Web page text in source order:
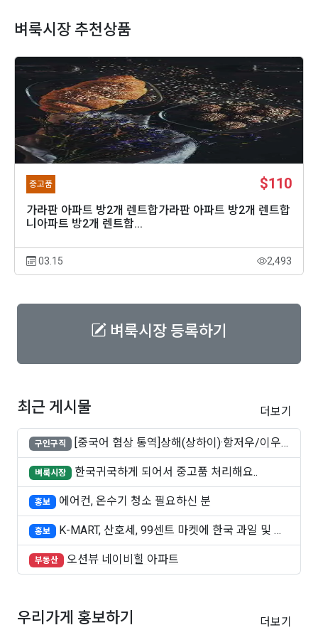
벼룩시장 추천상품
중고품 $110
가라판 아파트 방2개 렌트합가라판 아파트 방2개 렌트합
니아파트 방2개 렌트합...
03.15 2,493
벼룩시장 등록하기
최근 게시물 더보기
구인구직
[중국어 협상 통역]상해(상하이)·항저우/이우·
쑤..
벼룩시장 한국귀국하게 되어서 중고품 처리해요..
홍보 에어컨, 온수기 청소 필요하신 분
홍보
K-MART, 산호세, 99센트 마켓에 한국 과일 및 빵
..
부동산 오션뷰 네이비힐 아파트
우리가게 홍보하기 더보기